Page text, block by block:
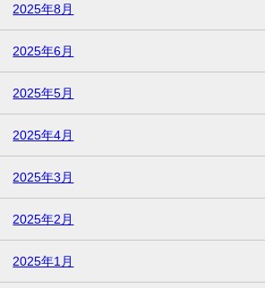
2025年8月
2025年6月
2025年5月
2025年4月
2025年3月
2025年2月
2025年1月